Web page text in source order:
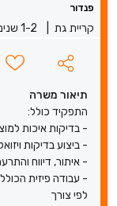
פנדור
קריית גת 1-2 שנים
תיאור משרה
התפקיד כולל:
- בדיקות איכות
- ביצוע בדיקות
- איתור, דיווח
לפי צורך